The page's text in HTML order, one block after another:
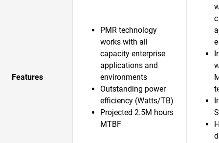
Features
PMR technology
works with all
capacity enterprise
applications and
environments
Outstanding power
efficiency (Watts/TB)
Projected 2.5M hours
MTBF